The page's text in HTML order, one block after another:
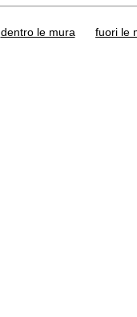
dentro le mura fuori le